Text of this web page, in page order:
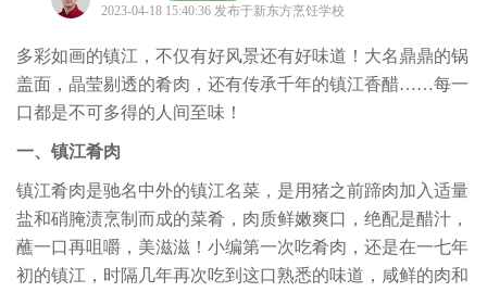
2023-04-18 15:40:36 发布于新东方烹饪学校
多彩如画的镇江，不仅有好风景还有好味道！大名鼎鼎的锅
盖面，晶莹剔透的肴肉，还有传承千年的镇江香醋……每一
口都是不可多得的人间至味！
一、镇江肴肉
镇江肴肉是驰名中外的镇江名菜，是用猪之前蹄肉加入适量
盐和硝腌渍烹制而成的菜肴，肉质鲜嫩爽口，绝配是醋汁，
蘸一口再咀嚼，美滋滋！小编第一次吃肴肉，还是在一七年
初的镇江，时隔几年再次吃到这口熟悉的味道，咸鲜的肉和